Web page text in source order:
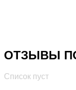
ОТЗЫВЫ
Список пуст